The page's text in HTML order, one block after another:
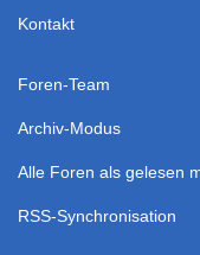
Kontakt
Foren-Team
Archiv-Modus
Alle Foren als gelesen
RSS-Synchronisation